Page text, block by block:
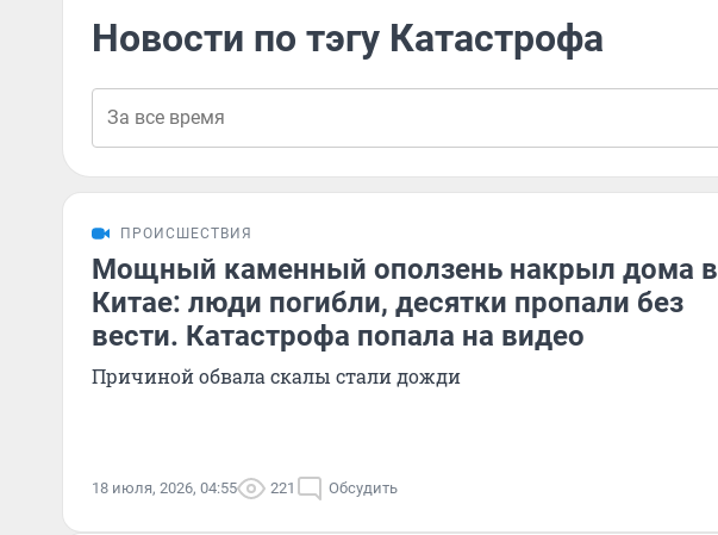
Новости по тэгу Катастрофа
ПРОИСШЕСТВИЯ
Мощный каменный оползень накрыл дома в
Китае: люди погибли, десятки пропали без
вести. Катастрофа попала на видео
Причиной обвала скалы стали дожди
18 июля, 2026, 04:55 221 Обсудить